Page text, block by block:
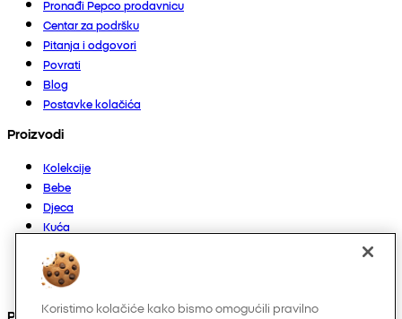
Pronađi Pepco prodavnicu
Centar za podršku
Pitanja i odgovori
Povrati
Blog
Postavke kolačića
Proizvodi
Kolekcije
Bebe
Djeca
Kuća
Muškarci
Ostalo
Koristimo kolačiće kako bismo omogućili pravilno